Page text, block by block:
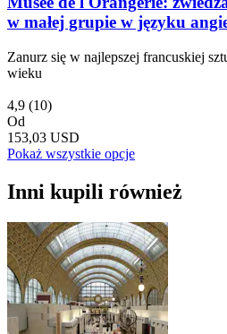
w małej grupie w języku
Zanurz się w najlepszej francuskiej
wieku
4,9 (10)
Od
153,03 USD
Pokaż wszystkie opcje
Inni kupili również